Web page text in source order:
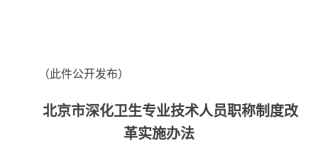
（此件公开发布）
北京市深化卫生专业技术人员职称制度改
革实施办法